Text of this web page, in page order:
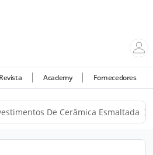
Academy Fornecedores
De Cerâmica Esmaltada